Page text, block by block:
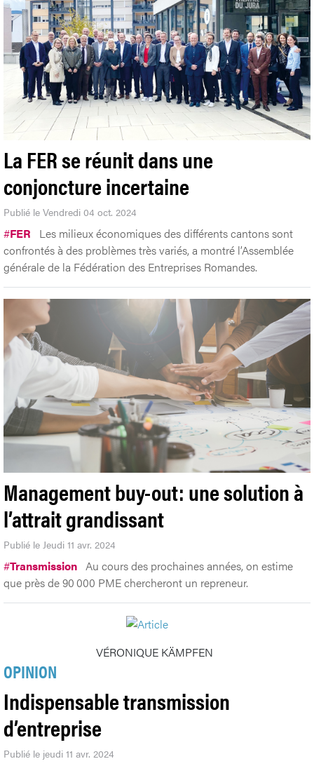
La FER se réunit dans une
conjoncture incertaine
Publié le Vendredi 04 oct. 2024
#FER
Les milieux économiques des différents cantons sont
confrontés à des problèmes très variés, a montré l’Assemblée
générale de la Fédération des Entreprises Romandes.
Management buy-out: une solution à
l’attrait grandissant
Publié le Jeudi 11 avr. 2024
#Transmission Au cours des prochaines années, on estime
que près de 90 000 PME chercheront un repreneur.
VÉRONIQUE KÄMPFEN
OPINION
Indispensable transmission
d’entreprise
Publié le jeudi 11 avr. 2024